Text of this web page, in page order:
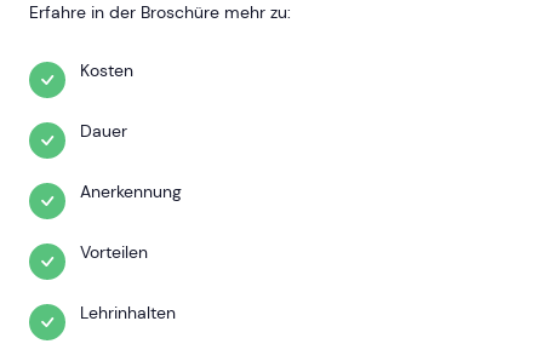
Erfahre in der Broschüre mehr zu:
Kosten
Dauer
Anerkennung
Vorteilen
Lehrinhalten